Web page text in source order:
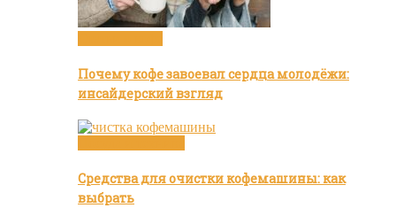
Почему кофе завоевал сердца молодёжи:
инсайдерский взгляд
Средства для очистки кофемашины: как
выбрать